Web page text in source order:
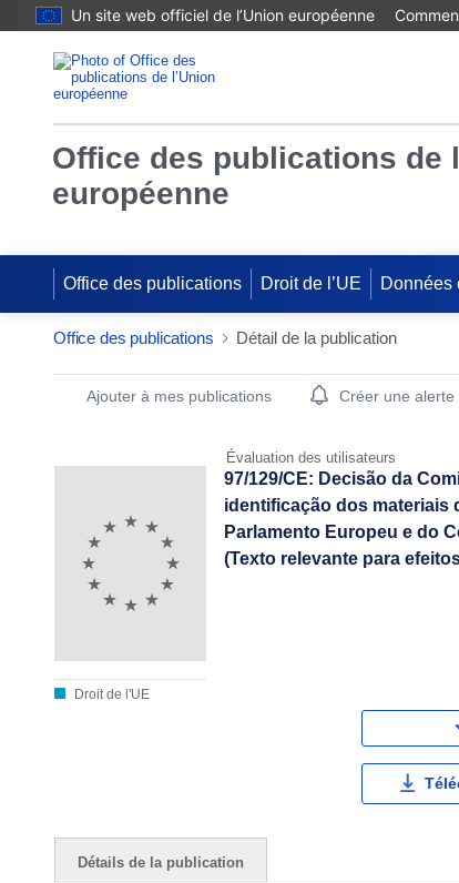
Un site web officiel de l’Union européenne
Office des publications de
européenne
Office des publications Droit de l’UE Données
Office des publications Détail de la publication
Publication Detail Actions Portlet
Ajouter à mes publications Créer une alerte
Évaluation des utilisateurs
Droit de l'UE
97/129/CE: Decisão da
identificação dos materiais
Parlamento Europeu e do
(Texto relevante para
Détails de la publication